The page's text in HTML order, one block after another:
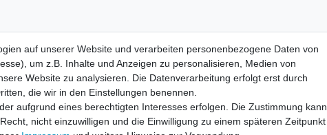
Mein Konto
Registrieren
Login
auf unserer Website und verarbeiten personenbezogene Daten von
um z.B. Inhalte und Anzeigen zu personalisieren, Medien von
Website zu analysieren. Die Datenverarbeitung erfolgt erst durch
die wir in den Einstellungen benennen.
aufgrund eines berechtigten Interesses erfolgen. Die Zustimmung kann
nicht einzuwilligen und die Einwilligung zu einem späteren Zeitpunkt